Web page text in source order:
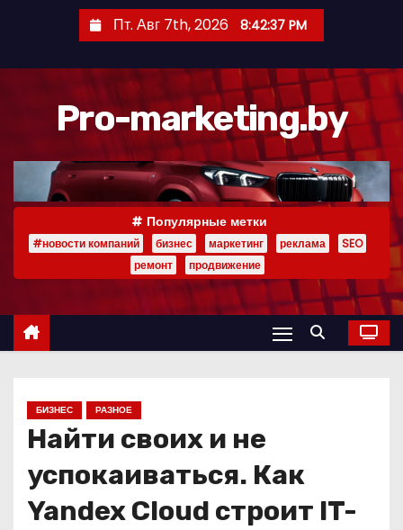
р
Пт. Авг 7th, 2026 8:42:39 PM
Pro-marketing.by
Популярные метки
#новости компаний бизнес маркетинг реклама
SEO
ремонт
продвижение
БИЗНЕС РАЗНОЕ
Найти своих и не
успокаиваться. Как
Yandex Cloud строит IT-